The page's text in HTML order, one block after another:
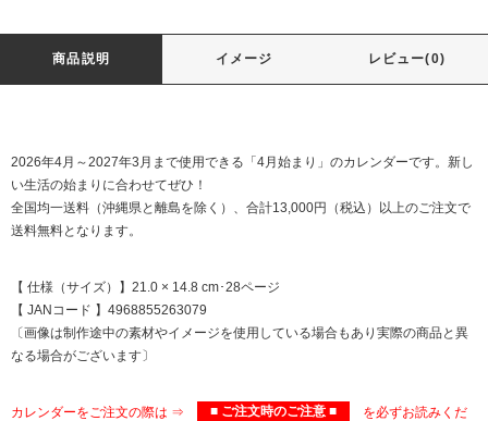
商品説明 イメージ レビュー(0)
2026年4月～2027年3月まで使用できる「4月始まり」のカレンダーです。新し
い生活の始まりに合わせてぜひ！
全国均一送料（沖縄県と離島を除く）、合計13,000円（税込）以上のご注文で
送料無料となります。
【 仕様（サイズ）】21.0 × 14.8 cm･28ページ
【 JANコード 】4968855263079
〔画像は制作途中の素材やイメージを使用している場合もあり実際の商品と異
なる場合がございます〕
カレンダーをご注文の際は ⇒ ■ ご注文時のご注意 ■
を必ずお読みくだ